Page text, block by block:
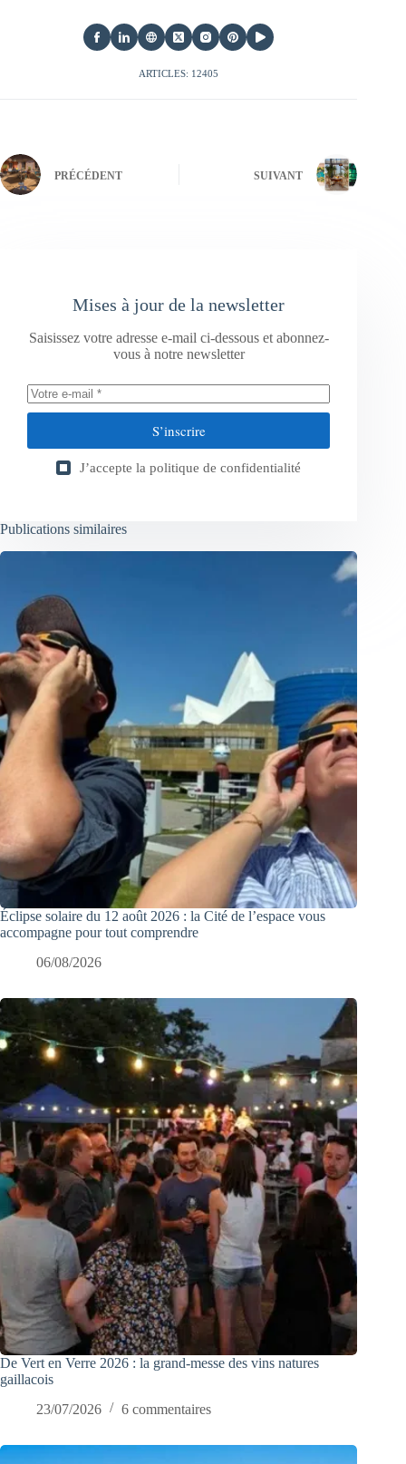
ARTICLES: 12405
PRÉCÉDENT SUIVANT
Mises à jour de la newsletter
Saisissez votre adresse e-mail ci-dessous et abonnez-
vous à notre newsletter
S’inscrire
J’accepte la politique de confidentialité
Publications similaires
Éclipse solaire du 12 août 2026 : la Cité de l’espace vous
accompagne pour tout comprendre
06/08/2026
De Vert en Verre 2026 : la grand-messe des vins natures
gaillacois
23/07/2026
6 commentaires